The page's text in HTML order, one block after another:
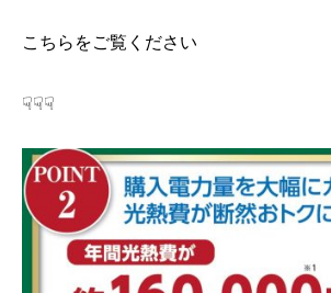
こちらをご覧ください
☟☟☟